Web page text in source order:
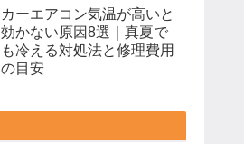
カーエアコン気温が高いと
効かない原因8選｜真夏で
も冷える対処法と修理費用
の目安